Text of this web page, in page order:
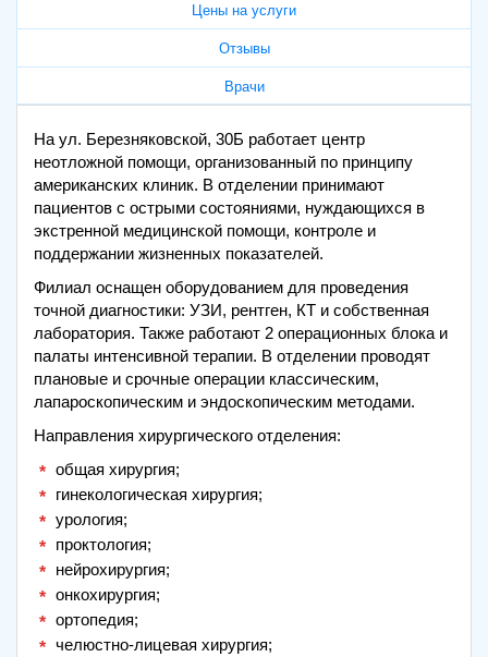
Цены на услуги
Отзывы
Врачи
На ул. Березняковской, 30Б работает центр
неотложной помощи, организованный по принципу
американских клиник. В отделении принимают
пациентов с острыми состояниями, нуждающихся в
экстренной медицинской помощи, контроле и
поддержании жизненных показателей.
Филиал оснащен оборудованием для проведения
точной диагностики: УЗИ, рентген, КТ и собственная
лаборатория. Также работают 2 операционных блока и
палаты интенсивной терапии. В отделении проводят
плановые и срочные операции классическим,
лапароскопическим и эндоскопическим методами.
Направления хирургического отделения:
общая хирургия;
гинекологическая хирургия;
урология;
проктология;
нейрохирургия;
онкохирургия;
ортопедия;
челюстно-лицевая хирургия;